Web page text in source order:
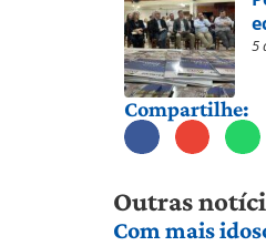
5
Compartilhe:
Outras
Com mais